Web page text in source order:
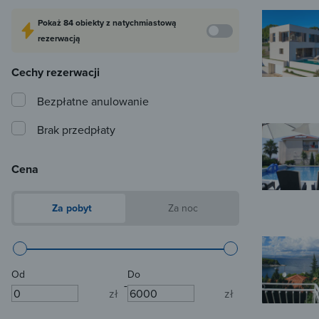
Pokaż84 obiektyz natychmiastową
rezerwacją
Cechy rezerwacji
Bezpłatne anulowanie
Brak przedpłaty
Cena
Za pobyt Za noc
Od
zł
-
Do
zł